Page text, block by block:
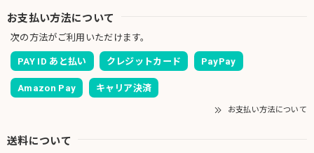
お支払い方法について
次の方法がご利用いただけます。
PAY ID あと払い クレジットカード PayPay
Amazon Pay キャリア決済
お支払い方法について
送料について